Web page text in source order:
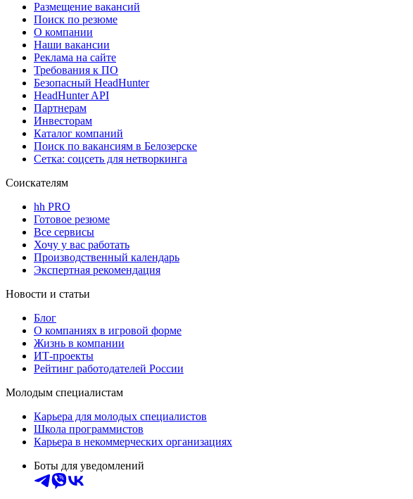
Размещение вакансий
Поиск по резюме
О компании
Наши вакансии
Реклама на сайте
Требования к ПО
Безопасный HeadHunter
HeadHunter API
Партнерам
Инвесторам
Каталог компаний
Поиск по вакансиям в Белозерске
Сетка: соцсеть для нетворкинга
Соискателям
hh PRO
Готовое резюме
Все сервисы
Хочу у вас работать
Производственный календарь
Экспертная рекомендация
Новости и статьи
Блог
О компаниях в игровой форме
Жизнь в компании
ИТ-проекты
Рейтинг работодателей России
Молодым специалистам
Карьера для молодых специалистов
Школа программистов
Карьера в некоммерческих организациях
Боты для уведомлений